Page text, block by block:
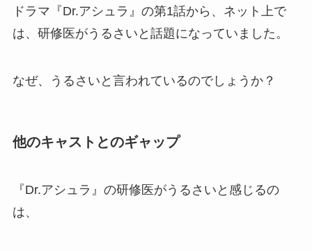
ドラマ『Dr.アシュラ』の第1話から、ネット上で
は、研修医がうるさいと話題になっていました。
なぜ、うるさいと言われているのでしょうか？
他のキャストとのギャップ
『Dr.アシュラ』の研修医がうるさいと感じるの
は、